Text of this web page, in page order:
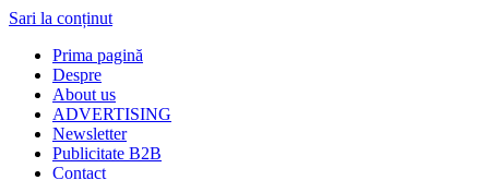
Sari la conținut
Prima pagină
Despre
About us
ADVERTISING
Newsletter
Publicitate B2B
Contact